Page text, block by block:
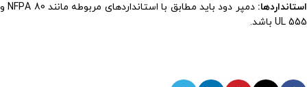
استانداردها:
دمپر دود باید مطابق با استانداردهای مربوطه مانند NFPA 80 و
UL 555 باشد.